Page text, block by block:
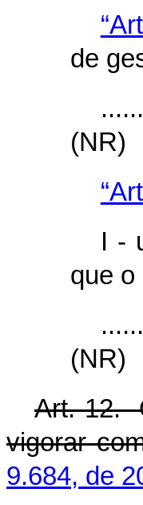
de
(NR)
I -
que o
(NR)
Art. 12.
vigorar
9.684, de